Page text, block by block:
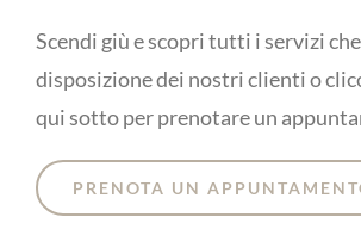
Scendi giù e scopri tutti i servizi
disposizione dei nostri clienti o
qui sotto per prenotare un
PRENOTA UN